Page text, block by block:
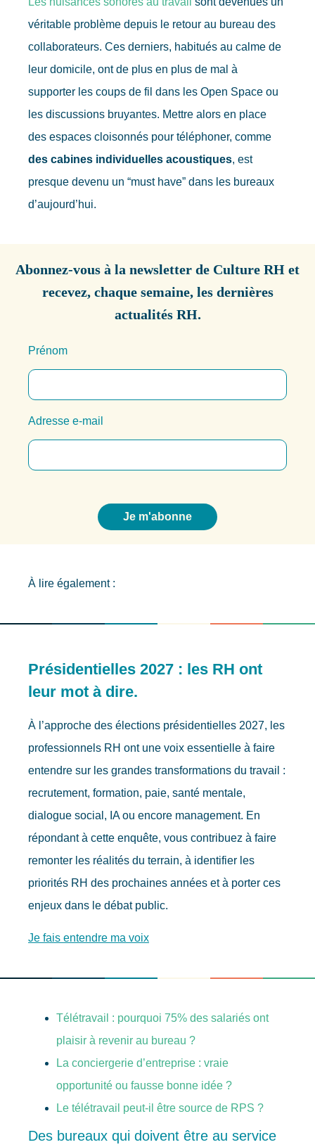
véritable problème depuis le retour au bureau des
collaborateurs. Ces derniers, habitués au calme de
leur domicile, ont de plus en plus de mal à
supporter les coups de fil dans les Open Space ou
les discussions bruyantes. Mettre alors en place
des espaces cloisonnés pour téléphoner, comme
des cabines individuelles acoustiques, est
presque devenu un “must have” dans les bureaux
d’aujourd’hui.
Abonnez-vous à la newsletter de Culture RH et
recevez, chaque semaine, les dernières
actualités RH.
Prénom
Adresse e-mail
À lire également :
Présidentielles 2027 : les RH ont
leur mot à dire.
À l’approche des élections présidentielles 2027, les
professionnels RH ont une voix essentielle à faire
entendre sur les grandes transformations du travail :
recrutement, formation, paie, santé mentale,
dialogue social, IA ou encore management. En
répondant à cette enquête, vous contribuez à faire
remonter les réalités du terrain, à identifier les
priorités RH des prochaines années et à porter ces
enjeux dans le débat public.
Je fais entendre ma voix
Télétravail : pourquoi 75% des salariés ont
plaisir à revenir au bureau ?
La conciergerie d’entreprise : vraie
opportunité ou fausse bonne idée ?
Le télétravail peut-il être source de RPS ?
Des bureaux qui doivent être au service